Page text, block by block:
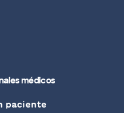
médicos
paciente